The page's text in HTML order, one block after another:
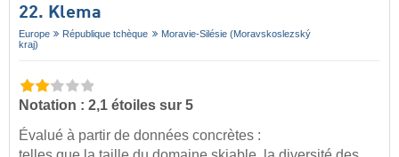
22. Klema
Europe République tchèque
Moravie-Silésie (Moravskoslezský
kraj)
Notation : 2,1 étoiles sur 5
Évalué à partir de données concrètes :